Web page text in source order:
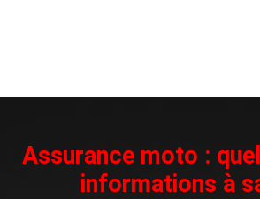
Assurance moto :
informations à